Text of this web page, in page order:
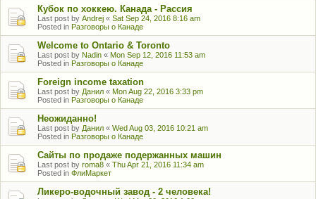
Кубок по хоккею. Канада - Рассия
Last post by Andrej « Sat Sep 24, 2016 8:16 am
Posted in Разговоры о Канаде
Welcome to Ontario & Toronto
Last post by Nadin « Mon Sep 12, 2016 11:53 am
Posted in Разговоры о Канаде
Foreign income taxation
Last post by Данил « Mon Aug 22, 2016 3:33 pm
Posted in Разговоры о Канаде
Неожиданно!
Last post by Данил « Wed Aug 03, 2016 10:21 am
Posted in Разговоры о Канаде
Сайты по продаже подержанных машин
Last post by roma8 « Thu Apr 21, 2016 11:34 am
Posted in ФлиМаркет
Ликеро-водочный завод - 2 человека!